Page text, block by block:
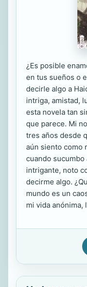
¿Es posible
en tus sueños o
decirle algo a
intriga, amistad,
esta novela tan
que parece. Mi
tres años desde
aún siento como
cuando sucumbo
intrigante, noto
decirme algo.
mundo es un
mi vida anónima,